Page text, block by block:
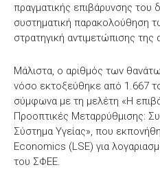
πραγματικής επιβάρυνσης του
συστηματική παρακολούθηση
στρατηγική αντιμετώπισης της
Μάλιστα, ο αριθμός των
νόσο εκτοξεύθηκε από 1.667
σύμφωνα με τη μελέτη «Η
Προοπτικές Μεταρρύθμισης:
Σύστημα Υγείας», που
Economics (LSE) για
του ΣΦΕΕ.